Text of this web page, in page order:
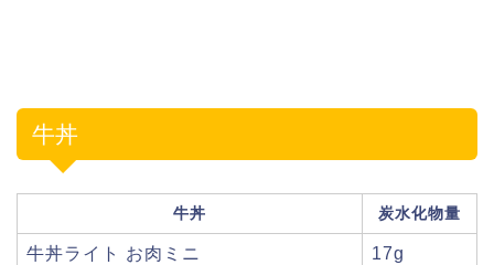
牛丼
牛丼 炭水化物量
牛丼ライト お肉ミニ 17g